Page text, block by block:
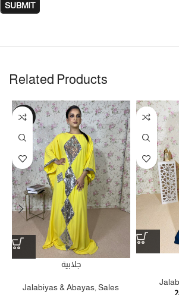
Related Products
-33%
جلابية
Jalabiyas & Abayas ,Sales